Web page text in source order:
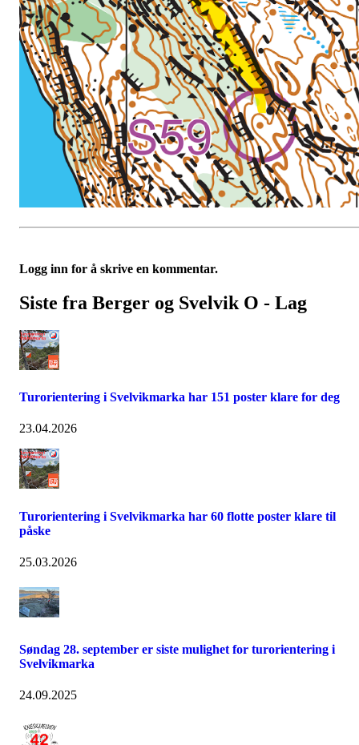
Logg inn for å skrive en kommentar.
Siste fra Berger og Svelvik O - Lag
Turorientering i Svelvikmarka har 151 poster klare for deg
23.04.2026
Turorientering i Svelvikmarka har 60 flotte poster klare til
påske
25.03.2026
Søndag 28. september er siste mulighet for turorientering i
Svelvikmarka
24.09.2025